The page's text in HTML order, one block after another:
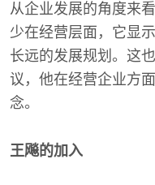
从企业发展的角度来
少在经营层面，它显
长远的发展规划。这
议，他在经营企业方
念。
王飚的加入